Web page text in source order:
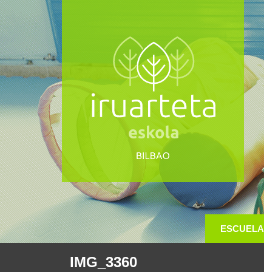
ESCUELA
IMG_3360